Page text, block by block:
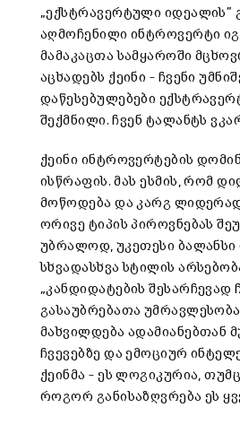
„ექსტრავერტული იდეალის”
აღმოჩენილი ინტროვერტი
მამაკაცთა სამყაროში
აცხადებს ქეინი – ჩვენი
დაწესებულებები
შექმნილი. ჩვენ ტალანტს
ქეინი ინტროვერტების
ისწრაფის. მას ესმის, რომ
მოწოდება და კარგ
ორივე ტიპის პიროვნებას
უბრალოდ, უკეთესი ბალანსი
სხვადასხვა სტილის
„კანდიდატების შესარჩევად
გასაუბრებათა
მახვილდება ადამიანებთან
ჩვევებზე და ემოციურ
ქეინმა – ეს ლოგიკურია,
როგორ განისაზღვრება ეს